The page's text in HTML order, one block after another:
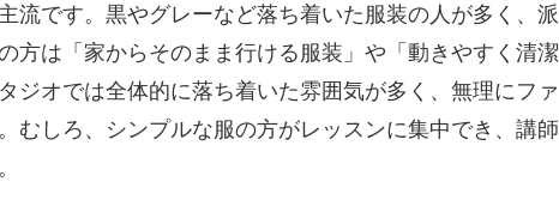
流です。黒やグレーなど落ち着いた服装の人が多く、派
方は「家からそのまま行ける服装」や「動きやすく清潔
ジオでは全体的に落ち着いた雰囲気が多く、無理にファ
むしろ、シンプルな服の方がレッスンに集中でき、講師